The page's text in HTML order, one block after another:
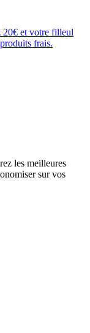
20€ et votre filleul
frais.
les meilleures
sur vos